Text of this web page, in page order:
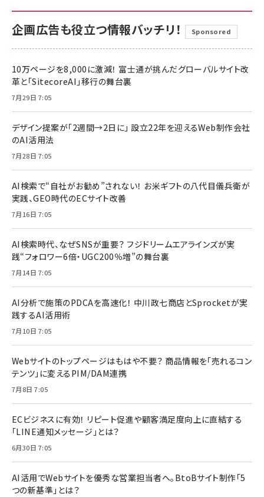
企画広告も役立つ情報バッチリ！ Sponsored
10万ページを8,000に激減！ 富士通が挑んだグローバルサイト改
革と「SitecoreAI」移行の舞台裏
7月29日 7:05
デザイン提案が「2週間→2日に」 設立22年を迎えるWeb制作会社
のAI活用法
7月28日 7:05
AI検索で“自社がお勧め”されない！ お米ギフトの八代目儀兵衛が
実践、GEO時代のECサイト改善
7月16日 7:05
AI検索時代、なぜSNSが重要？ フジドリームエアラインズが実
践“フォロワー6倍・UGC200％増”の舞台裏
7月14日 7:05
AI分析で施策のPDCAを高速化！ 中川政七商店とSprocketが実
践するAI活用術
7月10日 7:05
Webサイトのトップページはもはや不要？ 商品情報を「売れるコン
テンツ」に変えるPIM/DAM連携
7月8日 7:05
ECビジネスに有効！ リピート促進や顧客満足度向上に直結する
「LINE通知メッセージ」とは？
6月30日 7:05
AI活用でWebサイトを優秀な営業担当者へ。BtoBサイト制作「5
つの新基準」とは？